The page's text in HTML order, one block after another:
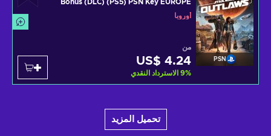
PSN
Bonus (DLC) (PS5) PSN Key EUROPE
أوروبا
من
US$ 4.24
9% الاسترداد النقدي
تحميل المزيد